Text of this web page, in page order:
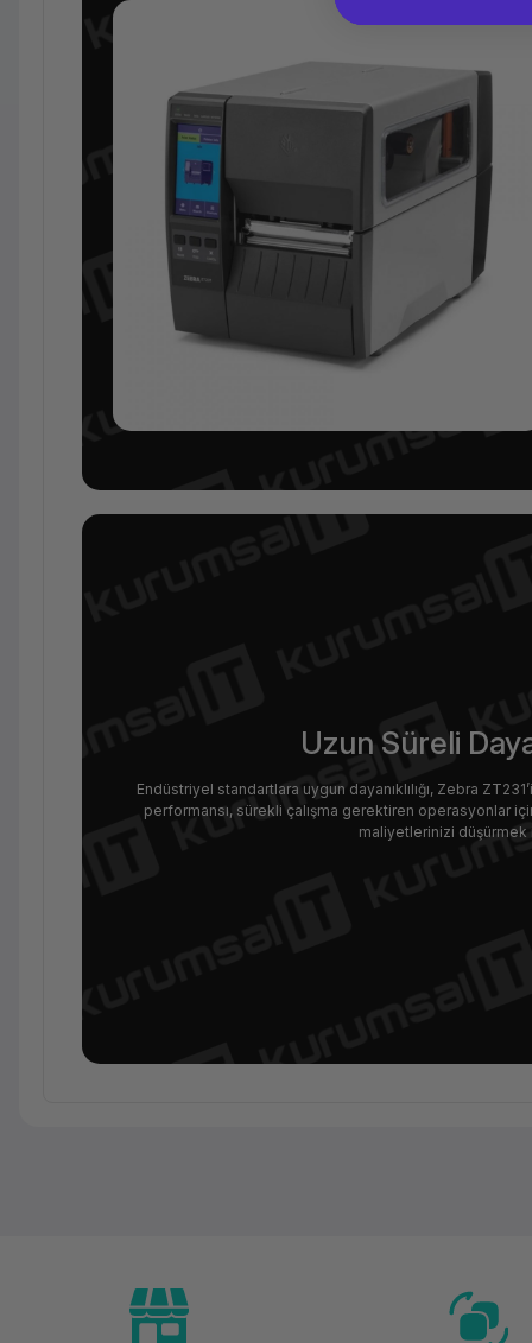
Uzun Süreli
Endüstriyel standartlara uygun dayanıklılığı, Zebra
performansı, sürekli çalışma gerektiren operasyonlar
maliyetlerinizi düşürmek
Model